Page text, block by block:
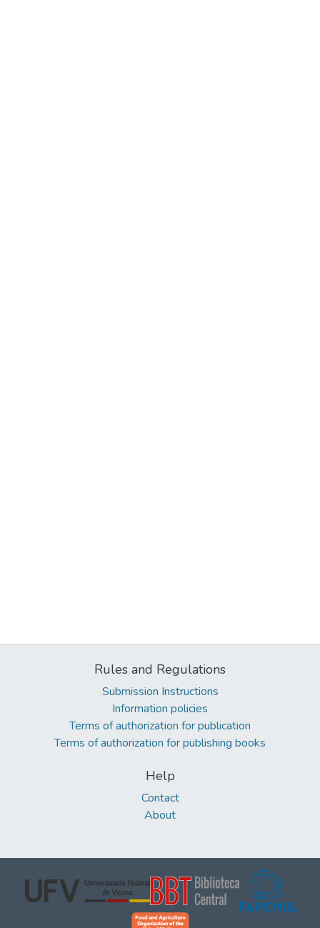
Rules and Regulations
Submission Instructions
Information policies
Terms of authorization for publication
Terms of authorization for publishing books
Help
Contact
About